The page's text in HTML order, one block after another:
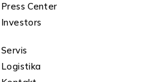
Press Center
Investors
Servis
Logistika